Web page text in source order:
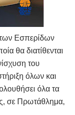
των Εσπερίδων
θα διατίθενται
του
όλων και
όλα τα
σε Πρωτάθλημα,